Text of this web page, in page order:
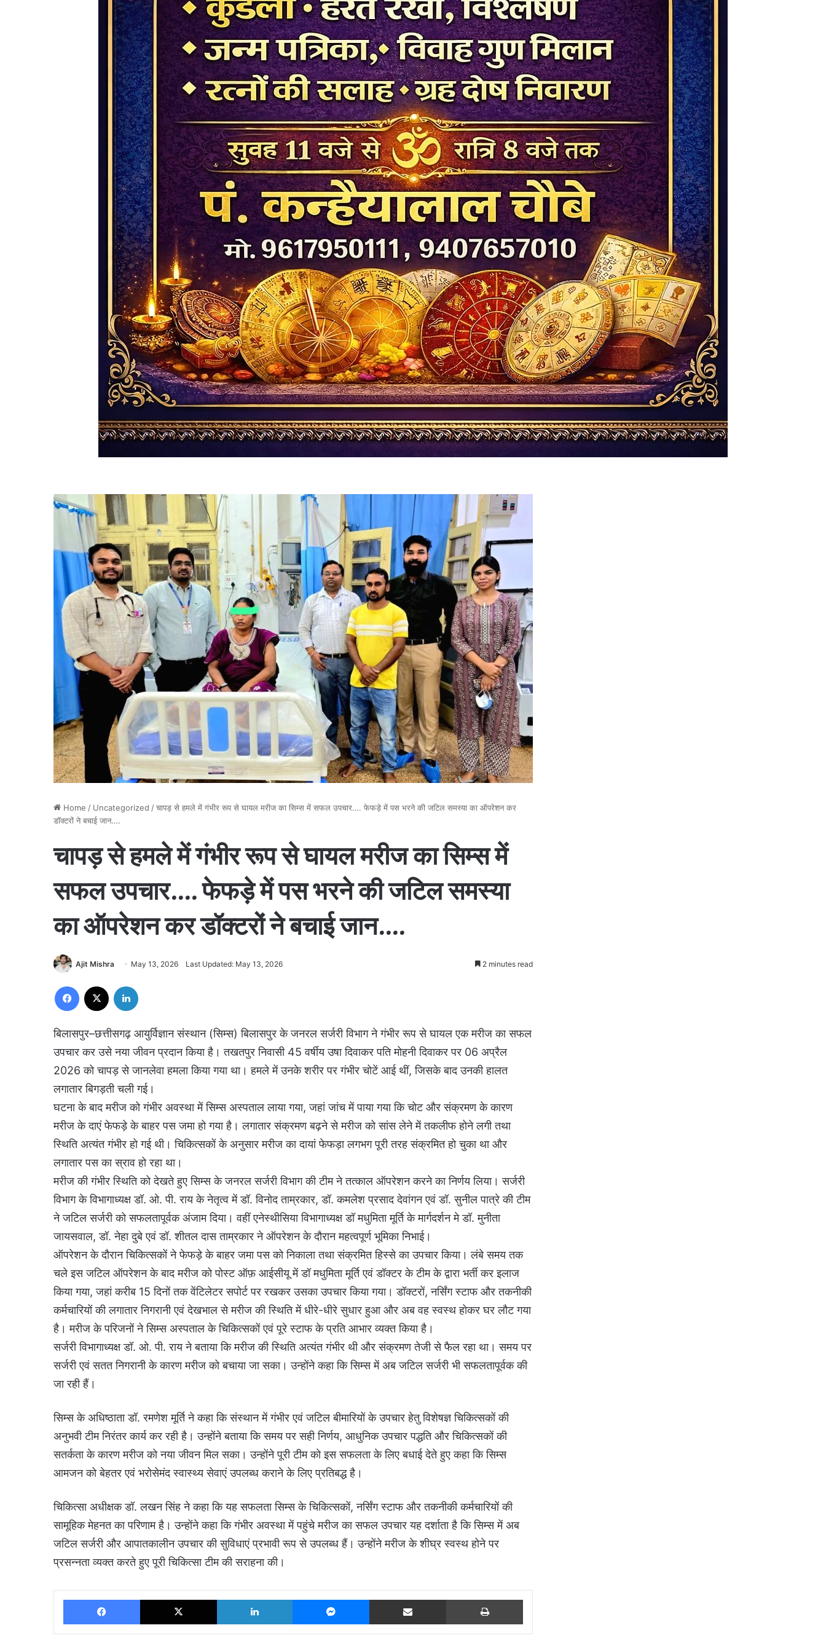
Home / Uncategorized /चापड़ से हमले में गंभीर रूप से घायल मरीज का सिम्स में सफल उपचार…. फेफड़े में पस भरने की जटिल समस्या का ऑपरेशन कर
डॉक्टरों ने बचाई जान….
चापड़ से हमले में गंभीर रूप से घायल मरीज का सिम्स में
सफल उपचार…. फेफड़े में पस भरने की जटिल समस्या
का ऑपरेशन कर डॉक्टरों ने बचाई जान….
Ajit Mishra May 13, 2026 Last Updated: May 13, 2026 2 minutes read
Facebook
बिलासपुर–छत्तीसगढ़ आयुर्विज्ञान संस्थान (सिम्स) बिलासपुर के जनरल सर्जरी विभाग ने गंभीर रूप से घायल एक मरीज का सफल
उपचार कर उसे नया जीवन प्रदान किया है। तखतपुर निवासी 45 वर्षीय उषा दिवाकर पति मोहनी दिवाकर पर 06 अप्रैल
2026 को चापड़ से जानलेवा हमला किया गया था। हमले में उनके शरीर पर गंभीर चोटें आई थीं, जिसके बाद उनकी हालत
लगातार बिगड़ती चली गई।
घटना के बाद मरीज को गंभीर अवस्था में सिम्स अस्पताल लाया गया, जहां जांच में पाया गया कि चोट और संक्रमण के कारण
मरीज के दाएं फेफड़े के बाहर पस जमा हो गया है। लगातार संक्रमण बढ़ने से मरीज को सांस लेने में तकलीफ होने लगी तथा
स्थिति अत्यंत गंभीर हो गई थी। चिकित्सकों के अनुसार मरीज का दायां फेफड़ा लगभग पूरी तरह संक्रमित हो चुका था और
लगातार पस का स्राव हो रहा था।
मरीज की गंभीर स्थिति को देखते हुए सिम्स के जनरल सर्जरी विभाग की टीम ने तत्काल ऑपरेशन करने का निर्णय लिया। सर्जरी
विभाग के विभागाध्यक्ष डॉ. ओ. पी. राय के नेतृत्व में डॉ. विनोद ताम्रकार, डॉ. कमलेश प्रसाद देवांगन एवं डॉ. सुनील पात्रे की टीम
ने जटिल सर्जरी को सफलतापूर्वक अंजाम दिया। वहीं एनेस्थीसिया विभागाध्यक्ष डॉ मधुमिता मूर्ति के मार्गदर्शन मे डॉ. मुनीता
जायसवाल, डॉ. नेहा दुबे एवं डॉ. शीतल दास ताम्रकार ने ऑपरेशन के दौरान महत्वपूर्ण भूमिका निभाई।
ऑपरेशन के दौरान चिकित्सकों ने फेफड़े के बाहर जमा पस को निकाला तथा संक्रमित हिस्से का उपचार किया। लंबे समय तक
चले इस जटिल ऑपरेशन के बाद मरीज को पोस्ट ऑफ़ आईसीयू में डॉ मधुमिता मूर्ति एवं डॉक्टर के टीम के द्वारा भर्ती कर इलाज
किया गया, जहां करीब 15 दिनों तक वेंटिलेटर सपोर्ट पर रखकर उसका उपचार किया गया। डॉक्टरों, नर्सिंग स्टाफ और तकनीकी
कर्मचारियों की लगातार निगरानी एवं देखभाल से मरीज की स्थिति में धीरे-धीरे सुधार हुआ और अब वह स्वस्थ होकर घर लौट गया
है। मरीज के परिजनों ने सिम्स अस्पताल के चिकित्सकों एवं पूरे स्टाफ के प्रति आभार व्यक्त किया है।
सर्जरी विभागाध्यक्ष डॉ. ओ. पी. राय ने बताया कि मरीज की स्थिति अत्यंत गंभीर थी और संक्रमण तेजी से फैल रहा था। समय पर
सर्जरी एवं सतत निगरानी के कारण मरीज को बचाया जा सका। उन्होंने कहा कि सिम्स में अब जटिल सर्जरी भी सफलतापूर्वक की
जा रही हैं।
सिम्स के अधिष्ठाता डॉ. रमणेश मूर्ति ने कहा कि संस्थान में गंभीर एवं जटिल बीमारियों के उपचार हेतु विशेषज्ञ चिकित्सकों की
अनुभवी टीम निरंतर कार्य कर रही है। उन्होंने बताया कि समय पर सही निर्णय, आधुनिक उपचार पद्धति और चिकित्सकों की
सतर्कता के कारण मरीज को नया जीवन मिल सका। उन्होंने पूरी टीम को इस सफलता के लिए बधाई देते हुए कहा कि सिम्स
आमजन को बेहतर एवं भरोसेमंद स्वास्थ्य सेवाएं उपलब्ध कराने के लिए प्रतिबद्ध है।
चिकित्सा अधीक्षक डॉ. लखन सिंह ने कहा कि यह सफलता सिम्स के चिकित्सकों, नर्सिंग स्टाफ और तकनीकी कर्मचारियों की
सामूहिक मेहनत का परिणाम है। उन्होंने कहा कि गंभीर अवस्था में पहुंचे मरीज का सफल उपचार यह दर्शाता है कि सिम्स में अब
जटिल सर्जरी और आपातकालीन उपचार की सुविधाएं प्रभावी रूप से उपलब्ध हैं। उन्होंने मरीज के शीघ्र स्वस्थ होने पर
प्रसन्नता व्यक्त करते हुए पूरी चिकित्सा टीम की सराहना की।
Facebook X LinkedIn Messenger Share via Email Print